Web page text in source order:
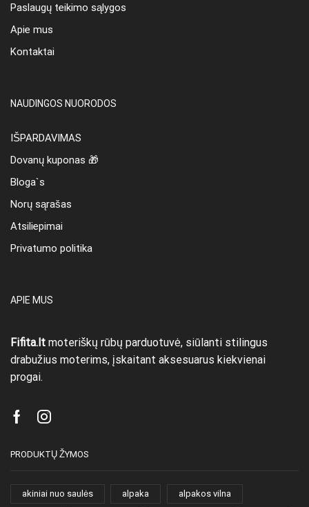
Paslaugų teikimo sąlygos
Apie mus
Kontaktai
NAUDINGOS NUORODOS
IŠPARDAVIMAS
Dovanų kuponas 🎁
Bloga`s
Norų sąrašas
Atsiliepimai
Privatumo politika
APIE MUS
Fifita.lt moteriškų rūbų parduotuvė, siūlanti stilingus
drabužius moterims, įskaitant aksesuarus kiekvienai
progai.
FacebookInstagram
PRODUKTŲ ŽYMOS
akiniai nuo saulės alpaka alpakos vilna